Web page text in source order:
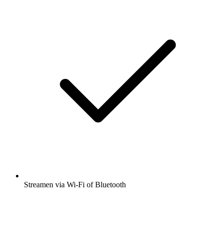
Streamen via Wi-Fi of Bluetooth